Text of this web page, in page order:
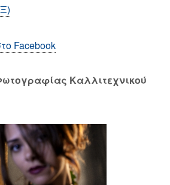
Facebook
Καλλιτεχνικού